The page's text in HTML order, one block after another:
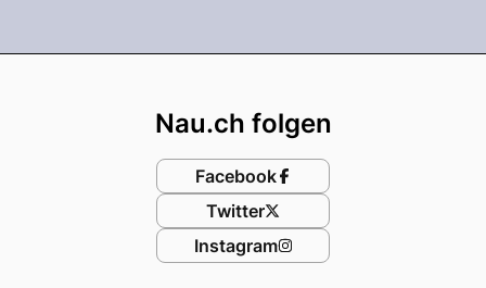
Nau.ch folgen
Facebook
Twitter
Instagram